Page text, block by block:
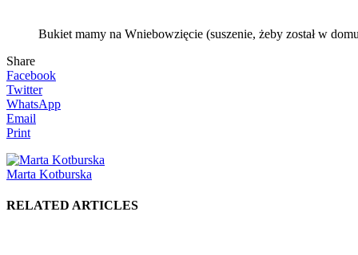
Bukiet mamy na Wniebowzięcie (suszenie, żeby został w
Share
Facebook
Twitter
WhatsApp
Email
Print
Marta Kotburska
RELATED ARTICLES